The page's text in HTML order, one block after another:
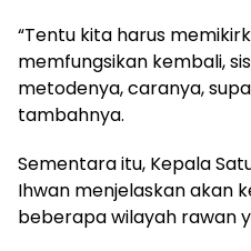
“Tentu kita harus
memfungsikan kembali,
metodenya, caranya,
tambahnya.
Sementara itu, Kepala
Ihwan menjelaskan akan
beberapa wilayah rawan